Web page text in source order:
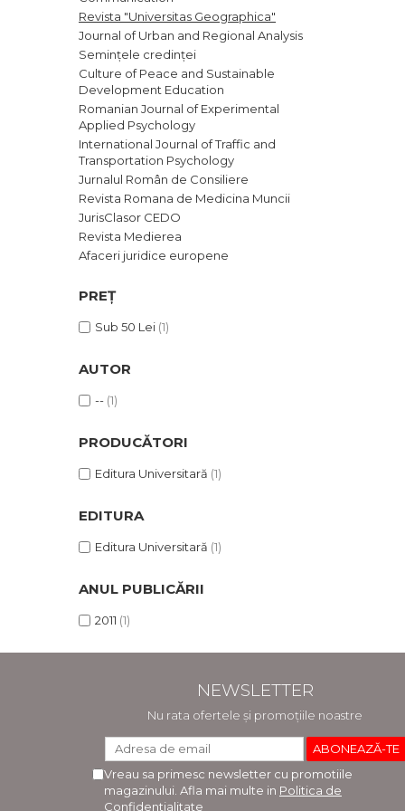
Revista "Universitas Geographica"
Journal of Urban and Regional Analysis
Semințele credinței
Culture of Peace and Sustainable
Development Education
Romanian Journal of Experimental
Applied Psychology
International Journal of Traffic and
Transportation Psychology
Jurnalul Român de Consiliere
Revista Romana de Medicina Muncii
JurisClasor CEDO
Revista Medierea
Afaceri juridice europene
PREȚ
Sub 50 Lei (1)
AUTOR
-- (1)
PRODUCĂTORI
Editura Universitară (1)
EDITURA
Editura Universitară (1)
ANUL PUBLICĂRII
2011 (1)
NEWSLETTER
Nu rata ofertele și promoțiile noastre
Vreau sa primesc newsletter cu promotiile
magazinului. Afla mai multe in Politica de
Confidentialitate